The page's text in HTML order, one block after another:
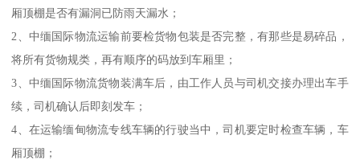
厢顶棚是否有漏洞已防雨天漏水；
2、中缅国际物流运输前要检货物包装是否完整，有那些是易碎品，
将所有货物规类，再有顺序的码放到车厢里；
3、中缅国际物流货物装满车后，由工作人员与司机交接办理出车手
续，司机确认后即刻发车；
4、在运输缅甸物流专线车辆的行驶当中，司机要定时检查车辆，车
厢顶棚；